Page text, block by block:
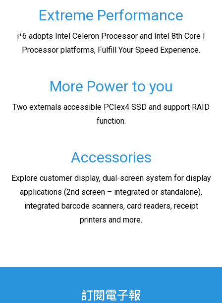
Extreme Performance
i⁺6 adopts Intel Celeron Processor and Intel 8th Core I
Processor platforms, Fulfill Your Speed Experience.
More Power to you
Two externals accessible PCIex4 SSD and support RAID
function.
Accessories
Explore customer display, dual-screen system for display
applications (2nd screen – integrated or standalone),
integrated barcode scanners, card readers, receipt
printers and more.
訂閱電子報